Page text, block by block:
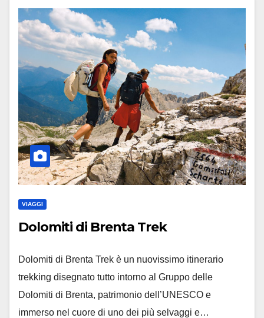
VIAGGI
Dolomiti di Brenta Trek
Dolomiti di Brenta Trek è un nuovissimo itinerario
trekking disegnato tutto intorno al Gruppo delle
Dolomiti di Brenta, patrimonio dell’UNESCO e
immerso nel cuore di uno dei più selvaggi e…